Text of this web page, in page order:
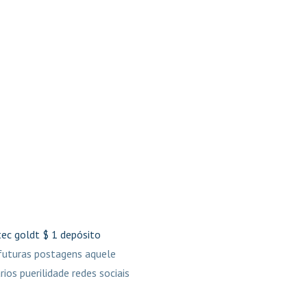
goldt $ 1 depósito
postagens aquele
puerilidade redes sociais